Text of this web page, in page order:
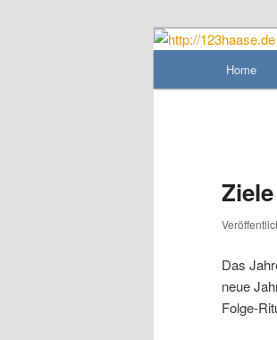
das
Zum
Home
Das
neue
Folge-